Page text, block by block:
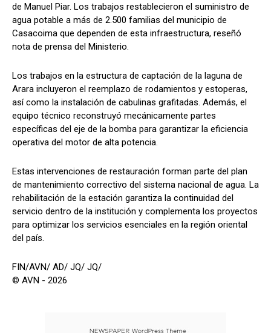
de Manuel Piar. Los trabajos restablecieron el suministro de
agua potable a más de 2.500 familias del municipio de
Casacoima que dependen de esta infraestructura, reseñó
nota de prensa del Ministerio.
Los trabajos en la estructura de captación de la laguna de
Arara incluyeron el reemplazo de rodamientos y estoperas,
así como la instalación de cabulinas grafitadas. Además, el
equipo técnico reconstruyó mecánicamente partes
específicas del eje de la bomba para garantizar la eficiencia
operativa del motor de alta potencia.
Estas intervenciones de restauración forman parte del plan
de mantenimiento correctivo del sistema nacional de agua. La
rehabilitación de la estación garantiza la continuidad del
servicio dentro de la institución y complementa los proyectos
para optimizar los servicios esenciales en la región oriental
del país.
FIN/AVN/ AD/ JQ/ JQ/
© AVN - 2026